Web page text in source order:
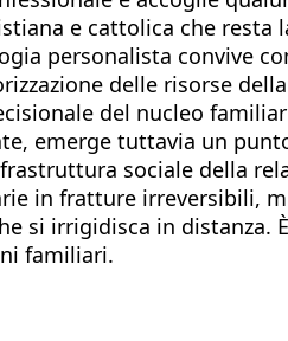
e cattolica che resta
personalista convive
delle risorse
del nucleo
emerge tuttavia un
sociale della
in fratture irreversibili,
si irrigidisca in distanza.
familiari.